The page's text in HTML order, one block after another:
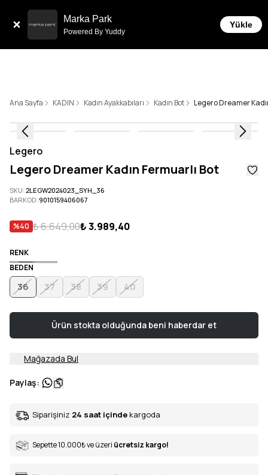
Marka Park
Powered By Yuddy
Yükle
Ana Sayfa KADIN Kadın Ayakkabıları Kadın Bot Legero Dreamer
Legero
Legero Dreamer Kadın Fermuarlı Bot
SKU:2LEGW2024023_SYH_36
BARKOD: 9010159406067
%40 ₺ 6.649,00₺ 3.989,40
RENK
BEDEN
36 37 38 39 40
Ürün stokta olduğunda beni haberdar et
Mağazada Bul
Paylaş:
Siparişiniz 24 saat içinde kargoda
Sepette 10.000₺ve üzeri ücretsiz kargo!